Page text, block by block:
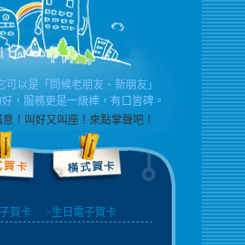
以是「問候老朋友、新朋友」
，服務更是一級棒，有口皆碑。
！叫好又叫座！來點掌聲吧！
賀卡 >生日電子賀卡